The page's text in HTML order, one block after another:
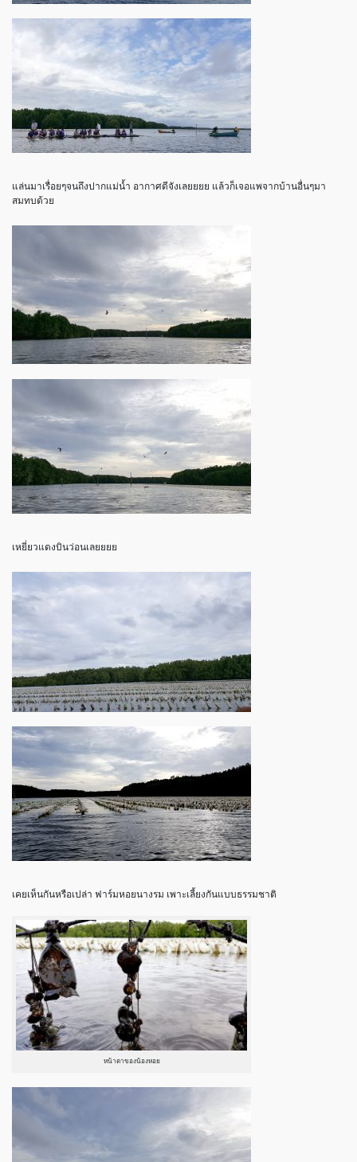
แล่นมาเรื่อยๆจนถึงปากแม่น้ำ อากาศดีจังเลยยยย แล้วก็เจอแพจากบ้านอื่นๆมา
สมทบด้วย
เหยี่ยวแดงบินว่อนเลยยยย
เคยเห็นกันหรือเปล่า ฟาร์มหอยนางรม เพาะเลี้ยงกันแบบธรรมชาติ
หน้าตาของน้องหอย